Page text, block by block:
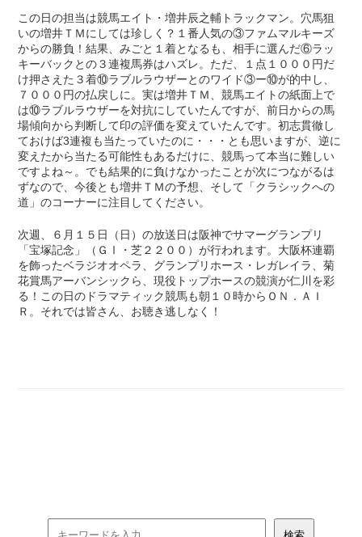
この日の担当は競馬エイト・増井辰之輔トラックマン。穴馬狙
いの増井ＴＭにしては珍しく？１番人気の③ファムマルキーズ
からの勝負！結果、みごと１着となるも、相手に選んだ⑥ラッ
キーバックとの３連複馬券はハズレ。ただ、１点１０００円だ
け押さえた３着⑩ラブルラウザーとのワイド③ー⑩が的中し、
７０００円の払戻しに。実は増井ＴＭ、競馬エイトの紙面上で
は⑩ラブルラウザーを対抗にしていたんですが、前日からの馬
場傾向から判断して印の評価を変えていたんです。初志貫徹し
ておけば3連複も当たっていたのに・・・とも思いますが、逆に
変えたから当たる可能性もあるだけに、競馬って本当に難しい
ですよね～。でも結果的に負けなかったことが次につながるは
ずなので、今後とも増井ＴＭの予想、そして「クラシックへの
道」のコーナーに注目してください。
次週、６月１５日（日）の放送日は阪神でサマーグランプリ
「宝塚記念」（ＧⅠ・芝２２００）が行われます。大阪杯連覇
を飾ったベラジオオペラ、グランプリホース・レガレイラ、菊
花賞馬アーバンシックら、現役トップホースの競演が仁川を彩
る！この日のドラマティック競馬も朝１０時からＯＮ．ＡＩ
Ｒ。それでは皆さん、お聴き逃しなく！